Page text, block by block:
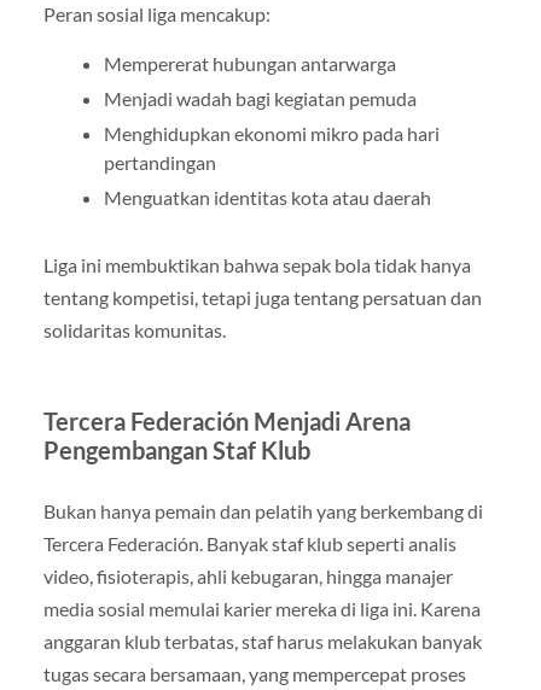
Peran sosial liga mencakup:
Mempererat hubungan antarwarga
Menjadi wadah bagi kegiatan pemuda
Menghidupkan ekonomi mikro pada hari
pertandingan
Menguatkan identitas kota atau daerah
Liga ini membuktikan bahwa sepak bola tidak hanya
tentang kompetisi, tetapi juga tentang persatuan dan
solidaritas komunitas.
Tercera Federación Menjadi Arena
Pengembangan Staf Klub
Bukan hanya pemain dan pelatih yang berkembang di
Tercera Federación. Banyak staf klub seperti analis
video, fisioterapis, ahli kebugaran, hingga manajer
media sosial memulai karier mereka di liga ini. Karena
anggaran klub terbatas, staf harus melakukan banyak
tugas secara bersamaan, yang mempercepat proses